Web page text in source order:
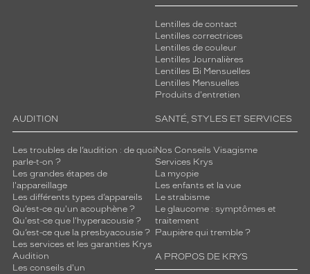
Lentilles de contact
Lentilles correctrices
Lentilles de couleur
Lentilles Journalières
Lentilles Bi Mensuelles
Lentilles Mensuelles
Produits d'entretien
AUDITION
Les troubles de l’audition : de quoi
parle-t-on ?
Les grandes étapes de
l'appareillage
Les différents types d’appareils
Qu’est-ce qu'un acouphène ?
Qu'est-ce que l'hyperacousie ?
Qu’est-ce que la presbyacousie ?
Les services et les garanties Krys
Audition
Les conseils d'un
SANTÉ, STYLES ET SERVICES
Nos Conseils Visagisme
Services Krys
La myopie
Les enfants et la vue
Le strabisme
Le glaucome : symptômes et
traitement
Paupière qui tremble ?
A PROPOS DE KRYS